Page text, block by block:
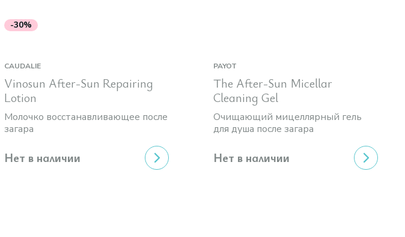
-30%
CAUDALIE
Vinosun After-Sun Repairing
Lotion
Молочко восстанавливающее после
загара
Нет в наличии
PAYOT
The After-Sun Micellar
Cleaning Gel
Очищающий мицеллярный гель
для душа после загара
Нет в наличии